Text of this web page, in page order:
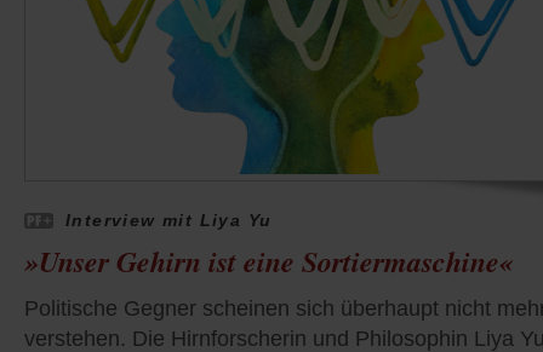
Interview mit Liya Yu
»Unser Gehirn ist eine Sortiermaschine«
Politische Gegner scheinen sich überhaupt nicht
verstehen. Die Hirnforscherin und Philosophin Liya